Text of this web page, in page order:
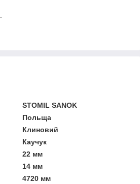
STOMIL SANOK
Польща
Клиновий
Каучук
22 мм
14 мм
4720 мм